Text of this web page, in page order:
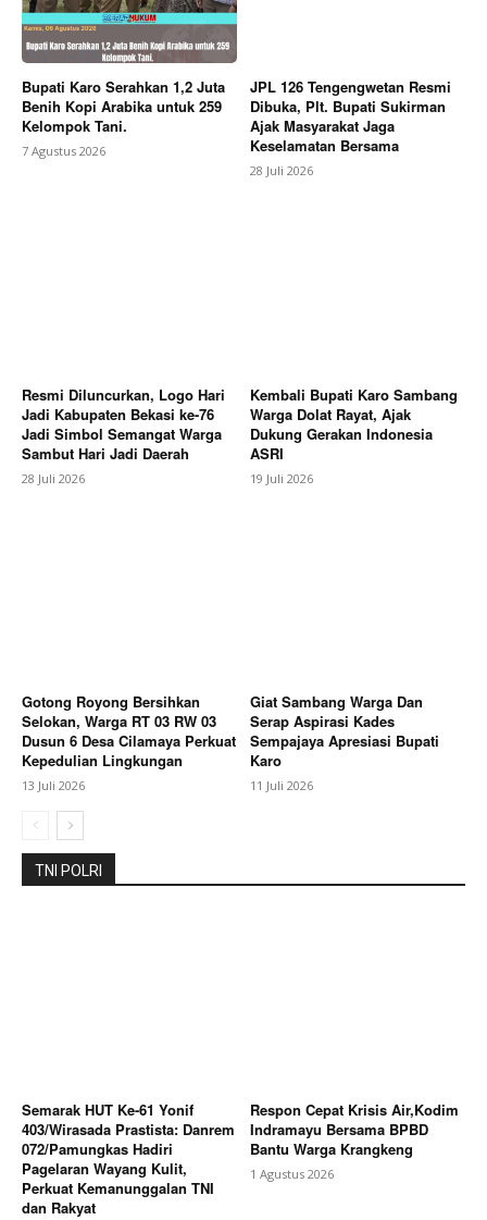
News Week
Magazine PRO
Company
Berita Lainnya Dalam Peringatan HAN 2026
Momentum Wujudkan Kabupaten Karo Ramah Anak
Bupati Karo Serahkan 1,2 Juta
Benih Kopi Arabika untuk 259
Kelompok Tani.
7 Agustus 2026
JPL 126 Tengengwetan Resmi
Dibuka, Plt. Bupati Sukirman
Ajak Masyarakat Jaga
Keselamatan Bersama
28 Juli 2026
Resmi Diluncurkan, Logo Hari
Jadi Kabupaten Bekasi ke-76
Jadi Simbol Semangat Warga
Sambut Hari Jadi Daerah
28 Juli 2026
Kembali Bupati Karo Sambang
Warga Dolat Rayat, Ajak
Dukung Gerakan Indonesia
ASRI
19 Juli 2026
Gotong Royong Bersihkan
Selokan, Warga RT 03 RW 03
Dusun 6 Desa Cilamaya Perkuat
Kepedulian Lingkungan
13 Juli 2026
Giat Sambang Warga Dan
Serap Aspirasi Kades
Sempajaya Apresiasi Bupati
Karo
11 Juli 2026
TNI POLRI
Semarak HUT Ke-61 Yonif
403/Wirasada Prastista: Danrem
072/Pamungkas Hadiri
Pagelaran Wayang Kulit,
Perkuat Kemanunggalan TNI
dan Rakyat
Respon Cepat Krisis Air,Kodim
Indramayu Bersama BPBD
Bantu Warga Krangkeng
1 Agustus 2026